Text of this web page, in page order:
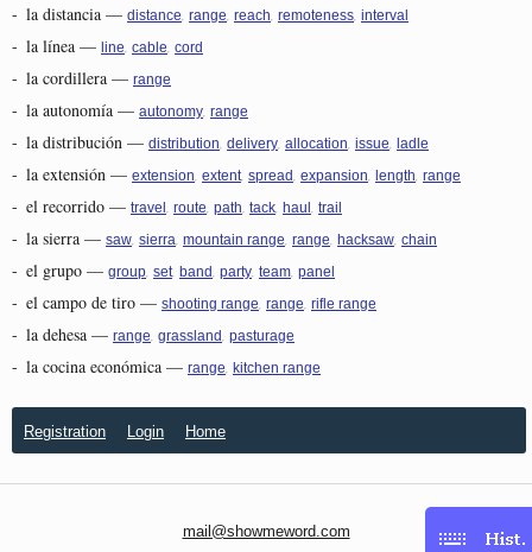
- la distancia — distance range reach remoteness interval
- la línea — line cable cord
- la cordillera — range
- la autonomía — autonomy range
- la distribución — distribution delivery allocation issue ladle
- la extensión — extension extent spread expansion length range
- el recorrido — travel route path tack haul trail
- la sierra — saw sierra mountain range range hacksaw chain
- el grupo — group set band party team panel
- el campo de tiro — shooting range range rifle range
- la dehesa — range grassland pasturage
- la cocina económica — range kitchen range
Registration Login Home
mail@showmeword.com